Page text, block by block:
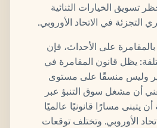
لعام 2018 تحظر تسويق الخيارات الثنائية
التجزئة في الاتحاد الأوروبي.
بالمقامرة على الأحداث، فإن
يظل قانون المقامرة في
وليس منسقًا على مستوى
أن مشغل سوق التنبؤ عبر
يتبنى مسارًا قانونيًا عالميًا
الأوروبي. وتختلف توقعات